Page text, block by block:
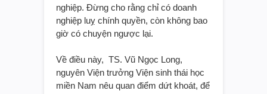
nghiệp. Đừng cho rằng chỉ có doanh
nghiệp luỵ chính quyền, còn không bao
giờ có chuyện ngược lại.
Về điều này, TS. Vũ Ngọc Long,
nguyên Viện trưởng Viện sinh thái học
miền Nam nêu quan điểm dứt khoát, để